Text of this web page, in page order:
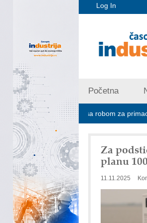
Log In
Početna
prima pošiljke sa robom za primaoce na
Za
planu
11.11.2025